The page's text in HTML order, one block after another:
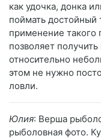
как удочка, донка
поймать достойный
применение такого
позволяет
относительно
этом не нужно
ловли.
Юлия: Верша
рыболовная фото.